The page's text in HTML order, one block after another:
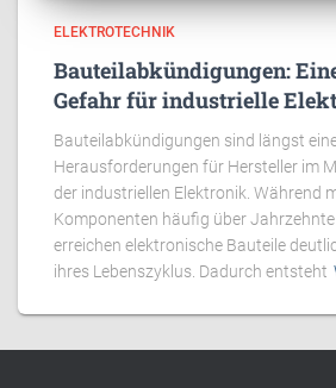
ELEKTROTECHNIK
Bauteilabkündigungen:
Gefahr für industrielle
Bauteilabkündigungen sind längst
Herausforderungen für Hersteller im
der industriellen Elektronik. Während
Komponenten häufig über Jahrzehnte
erreichen elektronische Bauteile
ihres Lebenszyklus. Dadurch entsteht